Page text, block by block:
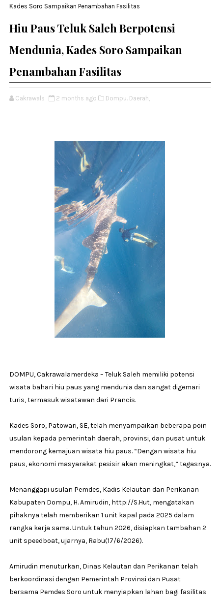
Kades Soro Sampaikan Penambahan Fasilitas
Hiu Paus Teluk Saleh Berpotensi
Mendunia, Kades Soro Sampaikan
Penambahan Fasilitas
Cakrawals 2 months ago Dompu. Daerah,
DOMPU, Cakrawalamerdeka – Teluk Saleh memiliki potensi
wisata bahari hiu paus yang mendunia dan sangat digemari
turis, termasuk wisatawan dari Prancis.
Kades Soro, Patowari, SE, telah menyampaikan beberapa poin
usulan kepada pemerintah daerah, provinsi, dan pusat untuk
mendorong kemajuan wisata hiu paus. “Dengan wisata hiu
paus, ekonomi masyarakat pesisir akan meningkat,” tegasnya.
Menanggapi usulan Pemdes, Kadis Kelautan dan Perikanan
Kabupaten Dompu, H. Amirudin, http://S.Hut, mengatakan
pihaknya telah memberikan 1 unit kapal pada 2025 dalam
rangka kerja sama. Untuk tahun 2026, disiapkan tambahan 2
unit speedboat, ujarnya, Rabu(17/6/2026).
Amirudin menuturkan, Dinas Kelautan dan Perikanan telah
berkoordinasi dengan Pemerintah Provinsi dan Pusat
bersama Pemdes Soro untuk menyiapkan lahan bagi fasilitas